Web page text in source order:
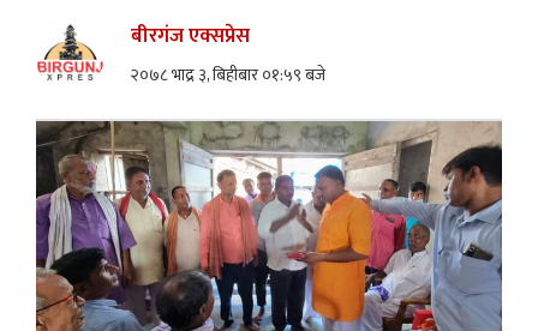
बीरगंज एक्सप्रेस
२०७८ भाद्र ३, बिहीबार ०१:५९ बजे